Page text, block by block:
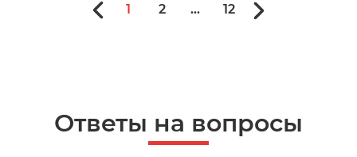
1 2 ... 12
Ответы на вопросы